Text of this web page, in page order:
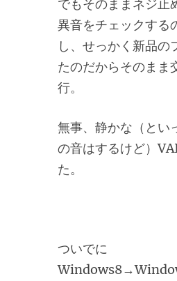
でもそのままネジ止
異音をチェックする
し、せっかく新品の
たのだからそのまま
行。
無事、静かな（とい
の音はするけど）
た。
ついでに